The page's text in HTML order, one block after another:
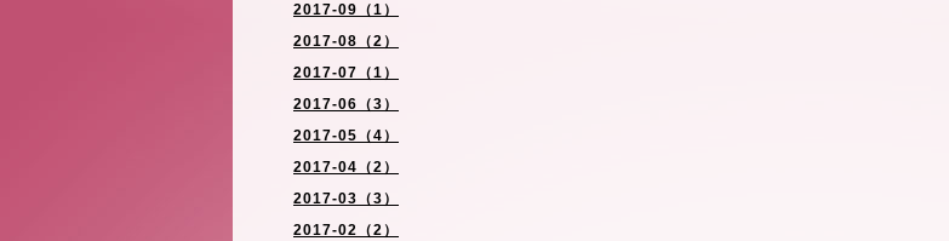
2017-09（1）
2017-08（2）
2017-07（1）
2017-06（3）
2017-05（4）
2017-04（2）
2017-03（3）
2017-02（2）